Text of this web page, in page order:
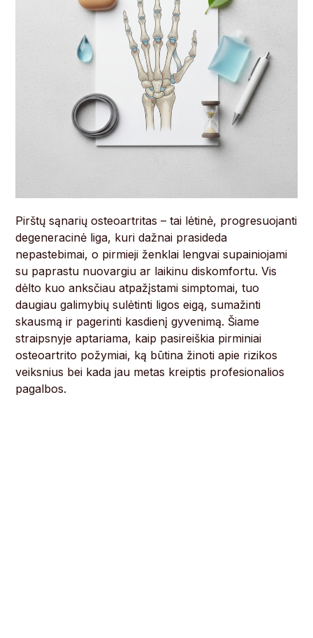
Pirštų sąnarių osteoartritas – tai lėtinė, progresuojanti
degeneracinė liga, kuri dažnai prasideda
nepastebimai, o pirmieji ženklai lengvai supainiojami
su paprastu nuovargiu ar laikinu diskomfortu. Vis
dėlto kuo anksčiau atpažįstami simptomai, tuo
daugiau galimybių sulėtinti ligos eigą, sumažinti
skausmą ir pagerinti kasdienį gyvenimą. Šiame
straipsnyje aptariama, kaip pasireiškia pirminiai
osteoartrito požymiai, ką būtina žinoti apie rizikos
veiksnius bei kada jau metas kreiptis profesionalios
pagalbos.